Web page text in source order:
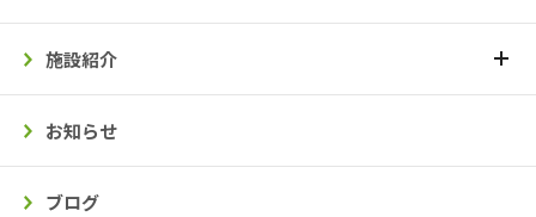
施設紹介
お知らせ
ブログ